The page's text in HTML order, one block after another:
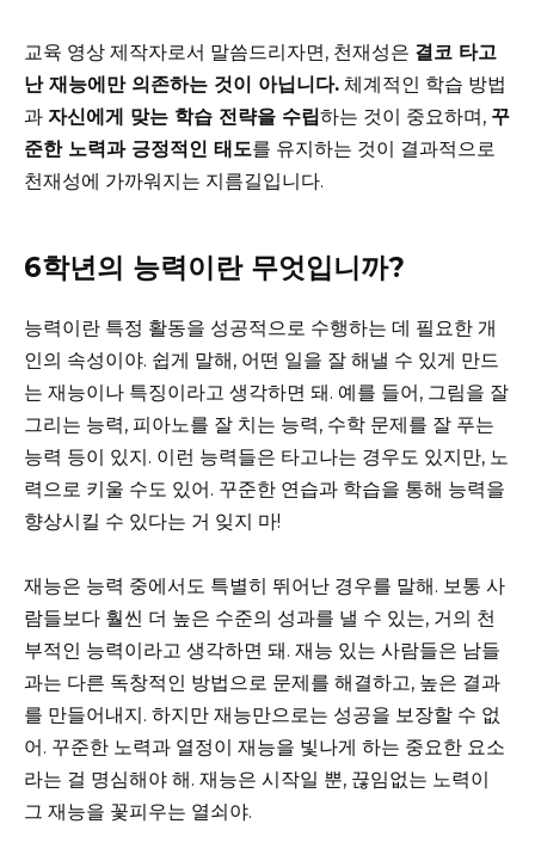
교육 영상 제작자로서 말씀드리자면, 천재성은 결코 타고
난 재능에만 의존하는 것이 아닙니다. 체계적인 학습 방법
과 자신에게 맞는 학습 전략을 수립하는 것이 중요하며, 꾸
준한 노력과 긍정적인 태도를 유지하는 것이 결과적으로
천재성에 가까워지는 지름길입니다.
6학년의 능력이란 무엇입니까?
능력이란 특정 활동을 성공적으로 수행하는 데 필요한 개
인의 속성이야. 쉽게 말해, 어떤 일을 잘 해낼 수 있게 만드
는 재능이나 특징이라고 생각하면 돼. 예를 들어, 그림을 잘
그리는 능력, 피아노를 잘 치는 능력, 수학 문제를 잘 푸는
능력 등이 있지. 이런 능력들은 타고나는 경우도 있지만, 노
력으로 키울 수도 있어. 꾸준한 연습과 학습을 통해 능력을
향상시킬 수 있다는 거 잊지 마!
재능은 능력 중에서도 특별히 뛰어난 경우를 말해. 보통 사
람들보다 훨씬 더 높은 수준의 성과를 낼 수 있는, 거의 천
부적인 능력이라고 생각하면 돼. 재능 있는 사람들은 남들
과는 다른 독창적인 방법으로 문제를 해결하고, 높은 결과
를 만들어내지. 하지만 재능만으로는 성공을 보장할 수 없
어. 꾸준한 노력과 열정이 재능을 빛나게 하는 중요한 요소
라는 걸 명심해야 해. 재능은 시작일 뿐, 끊임없는 노력이
그 재능을 꽃피우는 열쇠야.